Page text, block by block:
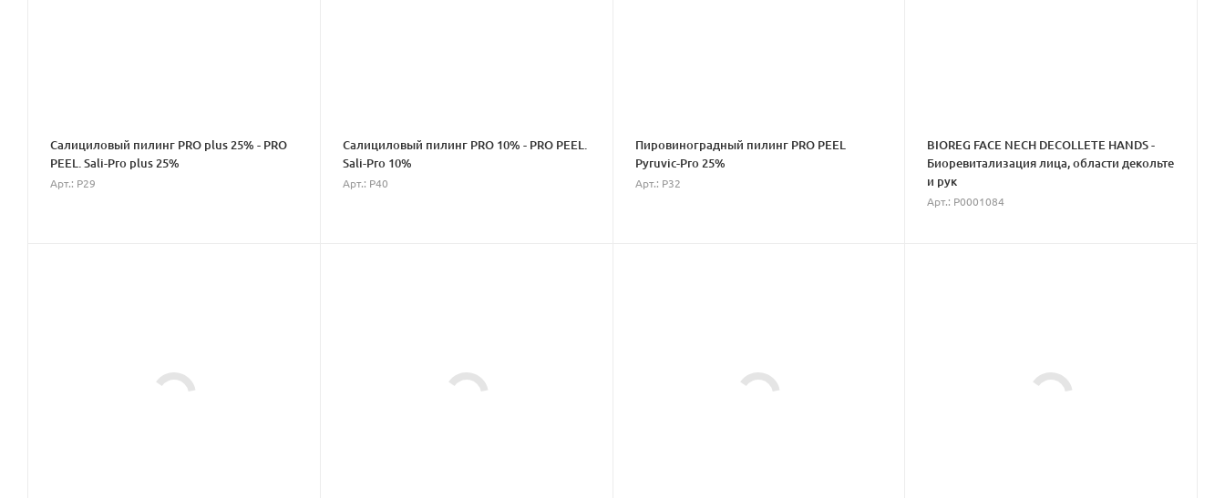
Салициловый пилинг PRO plus 25% - PRO
PEEL. Sali-Pro plus 25%
Арт.: P29
Салициловый пилинг PRO 10% - PRO PEEL.
Sali-Pro 10%
Арт.: P40
Пировиноградный пилинг PRO PEEL
Pyruvic-Pro 25%
Арт.: P32
BIOREG FACE NECH DECOLLETE HANDS -
Биоревитализация лица, области декольте
и рук
Арт.: P0001084